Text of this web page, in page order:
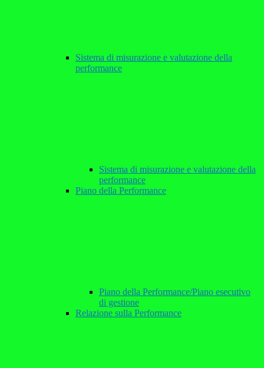
Sistema di misurazione e valutazione della
performance
Sistema di misurazione e valutazione della
performance
Piano della Performance
Piano della Performance/Piano esecutivo
di gestione
Relazione sulla Performance